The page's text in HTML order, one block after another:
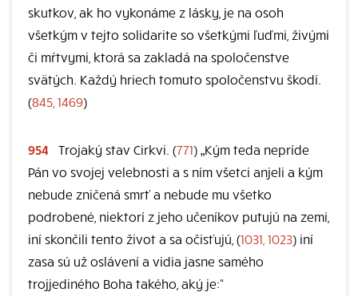
skutkov, ak ho vykonáme z lásky, je na osoh
všetkým v tejto solidarite so všetkými ľuďmi, živými
či mŕtvymi, ktorá sa zakladá na spoločenstve
svätých. Každý hriech tomuto spoločenstvu škodí.
(845, 1469)
954 Trojaký stav Cirkvi. (771) „Kým teda nepríde
Pán vo svojej velebnosti a s ním všetci anjeli a kým
nebude zničená smrť a nebude mu všetko
podrobené, niektorí z jeho učeníkov putujú na zemi,
iní skončili tento život a sa očisťujú, (1031, 1023) iní
zasa sú už oslávení a vidia jasne samého
trojjediného Boha takého, aký je:“